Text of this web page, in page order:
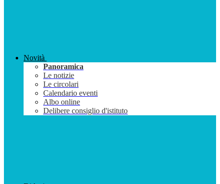
Novità
Panoramica
Le notizie
Le circolari
Calendario eventi
Albo online
Delibere consiglio d'istituto